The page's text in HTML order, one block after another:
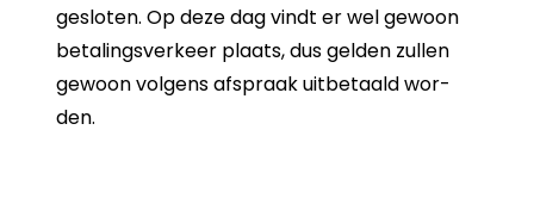
ge­slo­ten. Op deze dag vindt er wel ge­woon
be­ta­lings­ver­keer plaats, dus gel­den zul­len
ge­woon vol­gens af­spraak uit­be­taald wor­
den.